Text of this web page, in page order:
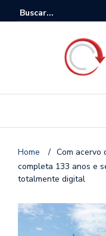
Home / Com acervo
completa 133 anos e
totalmente digital